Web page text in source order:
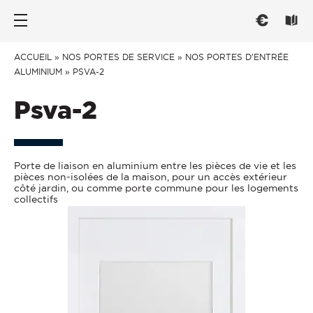
Nos portes d’entrée
Portes de service
Portes grand trafic
PAR STYLE
Les fenêtres
Fenêtre oscillo-battant
Fenêtre et baie coulissante
Fenêtre et baie à galandage
Conseils
Mieux comprendre
Réglementation
Savoir-Faire français
CONNECTER
ACCUEIL » NOS PORTES DE SERVICE » NOS PORTES D'ENTRÉE
ALUMINIUM » PSVA-2
Psva-2
Porte de liaison en aluminium entre les pièces de vie et les
pièces non-isolées de la maison, pour un accès extérieur
côté jardin, ou comme porte commune pour les logements
collectifs